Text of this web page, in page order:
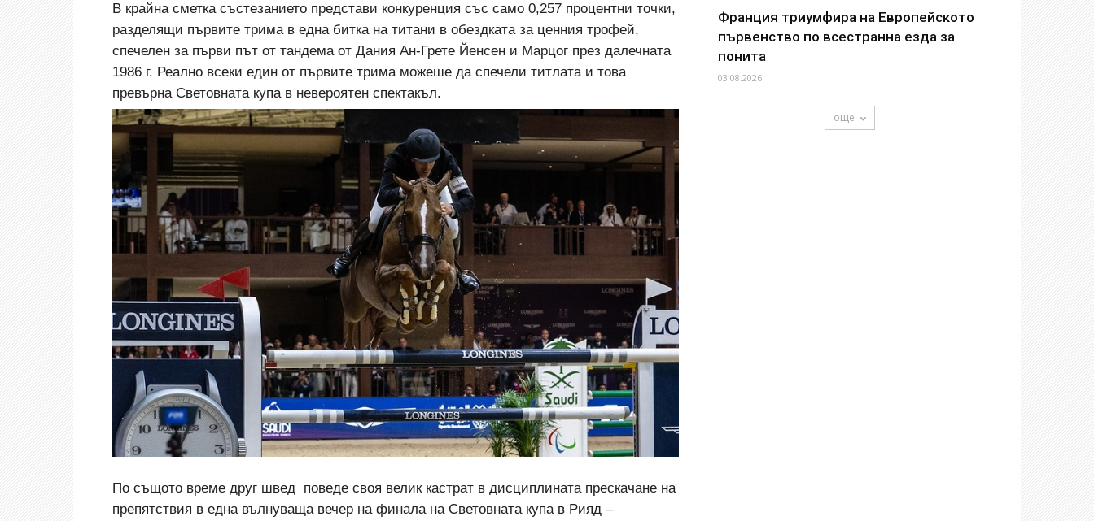
В крайна сметка състезанието представи конкуренция със само 0,257 процентни точки,
разделящи първите трима в една битка на титани в обездката за ценния трофей,
спечелен за първи път от тандема от Дания Ан-Грете Йенсен и Марцог през далечната
1986 г. Реално всеки един от първите трима можеше да спечели титлата и това
превърна Световната купа в невероятен спектакъл.
По същото време друг швед поведе своя велик кастрат в дисциплината прескачане на
препятствия в една вълнуваща вечер на финала на Световната купа в Рияд –
Франция триумфира на Европейското
първенство по всестранна езда за
понита
03.08.2026
още